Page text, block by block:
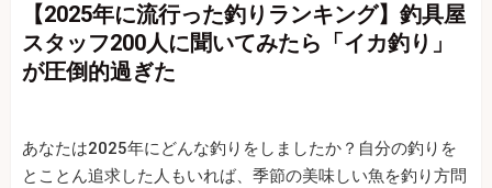
【2025年に流行った釣りランキング】釣具屋
スタッフ200人に聞いてみたら「イカ釣り」
が圧倒的過ぎた
あなたは2025年にどんな釣りをしましたか？自分の釣りを
とことん追求した人もいれば、季節の美味しい魚を釣り方問